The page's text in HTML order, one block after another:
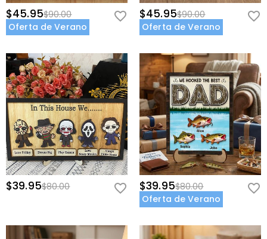
$45.95$90.00
Oferta de Verano
$45.95$90.00
Oferta de Verano
$39.95$80.00 $39.95$80.00
Oferta de Verano